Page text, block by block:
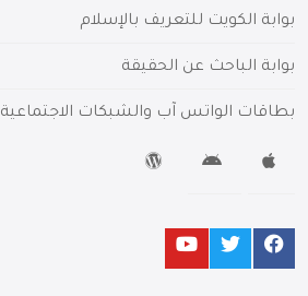
بوابة الكويت للتعريف بالإسلام
بوابة الباحث عن الحقيقة
بطاقات الواتس آب والشبكات الاجتماعية